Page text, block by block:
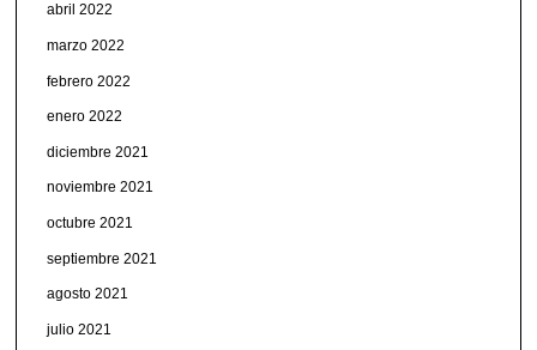
abril 2022
marzo 2022
febrero 2022
enero 2022
diciembre 2021
noviembre 2021
octubre 2021
septiembre 2021
agosto 2021
julio 2021